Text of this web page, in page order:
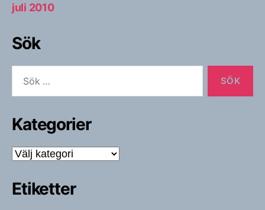
juli 2010
Sök
efter:
Kategorier
Kategorier
Etiketter